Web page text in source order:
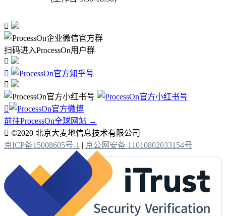

扫码进入ProcessOn用户群




前往ProcessOn全球网站 →
 ©2020 北京大麦地信息技术有限公司
京ICP备15008605号-1 | 京公网安备 11010802033154号